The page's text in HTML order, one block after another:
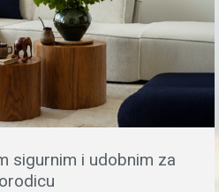
sigurnim i udobnim za